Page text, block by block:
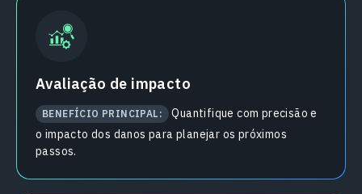
Avaliação de impacto
BENEFÍCIO PRINCIPAL:
Quantifique com precisão e
o impacto dos danos para planejar os próximos
passos.